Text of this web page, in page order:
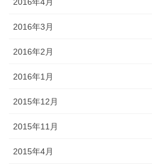
2016年3月
2016年2月
2016年1月
2015年12月
2015年11月
2015年4月